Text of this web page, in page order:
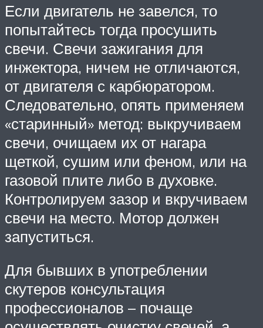
Если двигатель не завелся, то
попытайтесь тогда просушить
свечи. Свечи зажигания для
инжектора, ничем не отличаются,
от двигателя с карбюратором.
Следовательно, опять применяем
«старинный» метод: выкручиваем
свечи, очищаем их от нагара
щеткой, сушим или феном, или на
газовой плите либо в духовке.
Контролируем зазор и вкручиваем
свечи на место. Мотор должен
запуститься.
Для бывших в употреблении
скутеров консультация
профессионалов – почаще